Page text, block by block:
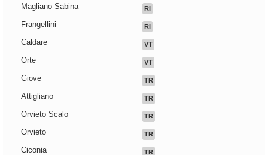
Magliano Sabina RI
Frangellini RI
Caldare VT
Orte VT
Giove TR
Attigliano TR
Orvieto Scalo TR
Orvieto TR
Ciconia TR